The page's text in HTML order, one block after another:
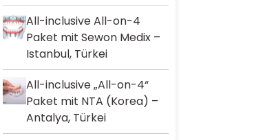
All-inclusive All-on-4
Paket mit Sewon Medix –
Istanbul, Türkei
All-inclusive „All-on-4“
Paket mit NTA (Korea) –
Antalya, Türkei